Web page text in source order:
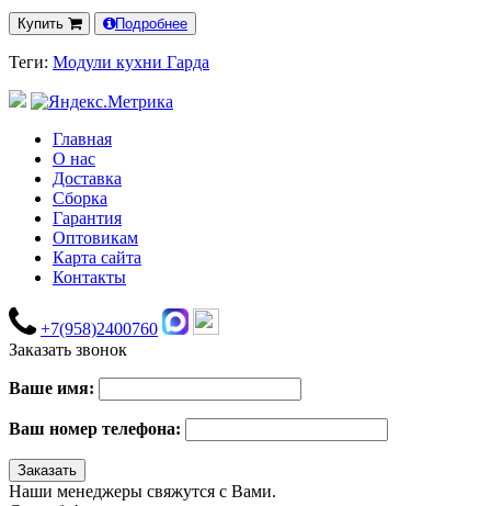
Купить Подробнее
Теги: Модули кухни Гарда
Главная
О нас
Доставка
Сборка
Гарантия
Оптовикам
Карта сайта
Контакты
+7(958)2400760
Заказать звонок
Ваше имя:
Ваш номер телефона:
Наши менеджеры свяжутся с Вами.